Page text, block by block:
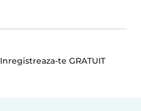
Inregistreaza-te GRATUIT